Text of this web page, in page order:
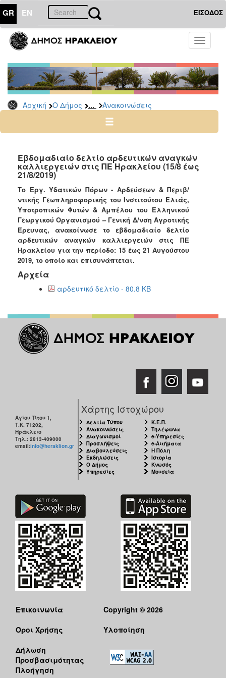
GR EN ΕΙΣΟΔΟΣ
Toggle
Αρχική Ο Δήμος ... Ανακοινώσεις
ΔΗΜΟΣ
Υπηρεσίες
Φορείς
Δημοτικές
Υπηρεσίες
Ηλεκτρονική
Διακυβέρνηση
Σχολικές
Επιτροπές
Αγροτική
Ανάπτυξη
Ανακοινώσεις
Προγράμματα
Προσχολική
Αγωγή
Κοιμητήρια
Οικογένειας
ΑΝΘΕΚΤΙΚΗ
ΠΟΛΗ
Εβδομαδιαίο δελτίο αρδευτικών αναγκών
καλλιεργειών στις ΠΕ Ηρακλείου (15/8 έως
21/8/2019)
Το Εργ. Υδατικών Πόρων - Αρδεύσεων & Περιβ/
ντικής Γεωπληροφορικής του Ινστιτούτου Ελιάς,
Υποτροπικών Φυτών & Αμπέλου του Ελληνικού
Γεωργικού Οργανισμού – Γενική Δ/νση Αγροτικής
Έρευνας, ανακοίνωσε το εβδομαδιαίο δελτίο
αρδευτικών αναγκών καλλιεργειών στις ΠΕ
Ηρακλείου για την περίοδο: 15έως21 Αυγούστου
2019, το οποίο και επισυνάπτεται.
Αρχεία
αρδευτικό δελτίο - 80.8 KB
Αγίου Τίτου 1,
Τ.Κ. 71202,
Ηράκλειο
Τηλ.: 2813-409000
email:info@heraklion.gr
Χάρτης Ιστοχώρου
Δελτία Τύπου
Ανακοινώσεις
Διαγωνισμοί
Προσλήψεις
Διαβουλεύσεις
Εκδηλώσεις
Ο Δήμος
Υπηρεσίες
Κ.Ε.Π.
Τηλέφωνα
e-Υπηρεσίες
e-Αιτήματα
Η Πόλη
Ιστορία
Κνωσός
Μουσεία
Επικοινωνία
Όροι Χρήσης
Δήλωση
Προσβασιμότητας
Πλοήγηση
Copyright © 2026
Υλοποίηση